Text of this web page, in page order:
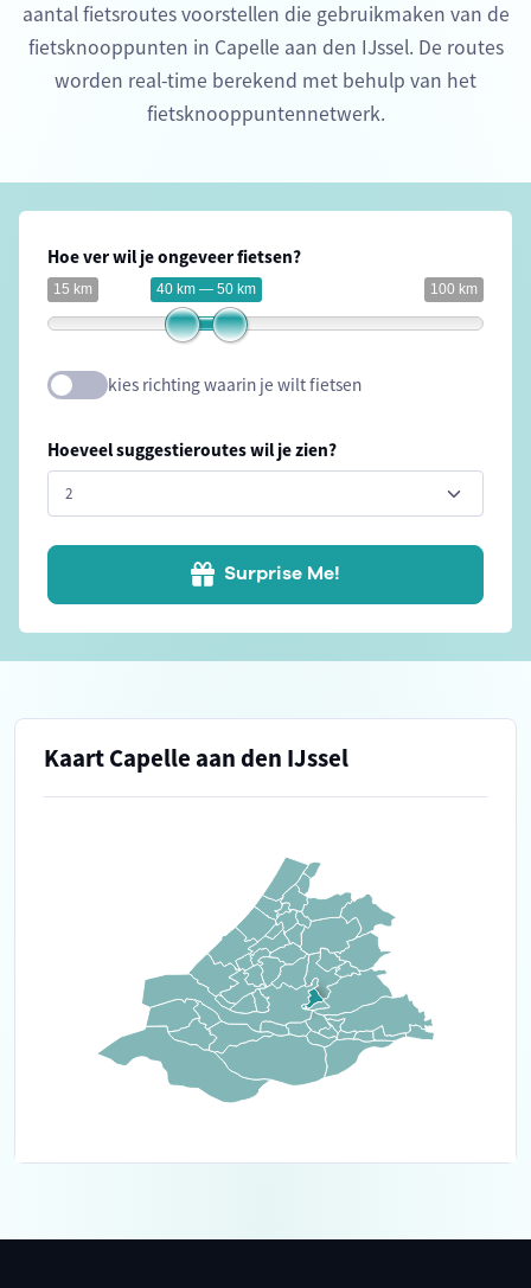
aantal fietsroutes voorstellen die gebruikmaken van de
fietsknooppunten in Capelle aan den IJssel. De routes
worden real-time berekend met behulp van het
fietsknooppuntennetwerk.
Hoe ver wil je ongeveer fietsen?
15 km 100 km
40 km — 50 km
kies richting waarin je wilt fietsen
Hoeveel suggestieroutes wil je zien?
Surprise Me!
Kaart Capelle aan den IJssel